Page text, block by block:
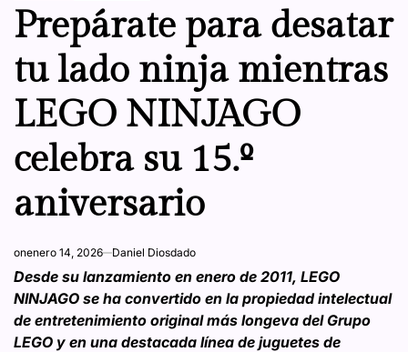
IN
Prepárate para desatar
tu lado ninja mientras
LEGO NINJAGO
celebra su 15.º
aniversario
onenero 14, 2026 Daniel Diosdado
Desde su lanzamiento en enero de 2011, LEGO
NINJAGO se ha convertido en la propiedad intelectual
de entretenimiento original más longeva del Grupo
LEGO y en una destacada línea de juguetes de